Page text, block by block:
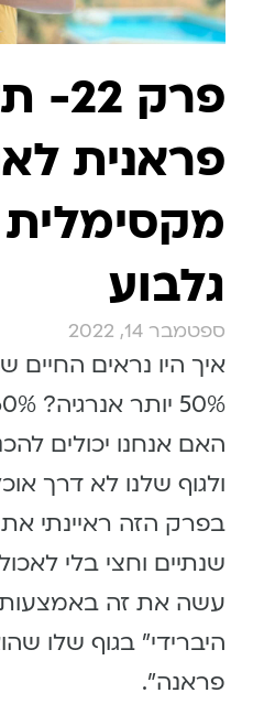
פרק
פראנית
גלבוע
ספטמבר 14, 2022
איך היו נראים החיים
50% יותר אנרגיה? 60%? 100%?
האם אנחנו יכולים
ולגוף שלנו לא דרך
בפרק הזה ראיינתי
שנתיים וחצי בלי
עשה את זה באמצעות
היברידי״ בגוף שלו
פראנה״.